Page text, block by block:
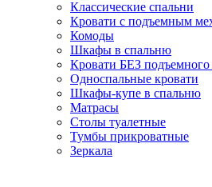
Классические спальни
Кровати с подъемным
Комоды
Шкафы в спальню
Кровати БЕЗ подъемного
Односпальные кровати
Шкафы-купе в спальню
Матрасы
Столы туалетные
Тумбы прикроватные
Зеркала